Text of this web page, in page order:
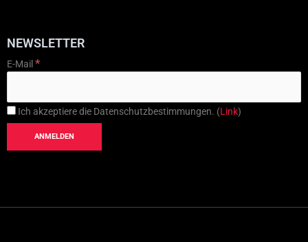
NEWSLETTER
E-Mail *
Ich akzeptiere die Datenschutzbestimmungen. (Link)